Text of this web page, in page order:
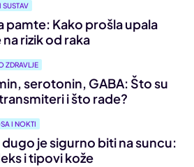
SUSTAV
pamte: Kako prošla upala
rizik od raka
ZDRAVLJE
serotonin, GABA: Što su
i što rade?
I NOKTI
je sigurno biti na suncu:
i tipovi kože